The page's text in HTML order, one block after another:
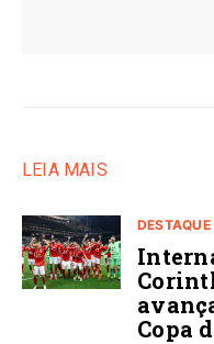
LEIA MAIS
Copa